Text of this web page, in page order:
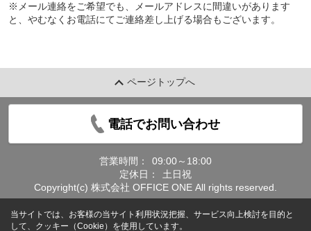
※メール連絡をご希望でも、メールアドレスに間違いがあります
と、やむなくお電話にてご連絡差し上げる場合もございます。
ページトップへ
電話でお問い合わせ
営業時間：
09:00～18:00
定休日：
土日祝
Copyright(c) 株式会社 OFFICE ONE All rights reserved.
当サイトでは、お客様の当サイト利用状況把握、サービス向上検討を目的と
して、クッキー（Cookie）を使用しています。